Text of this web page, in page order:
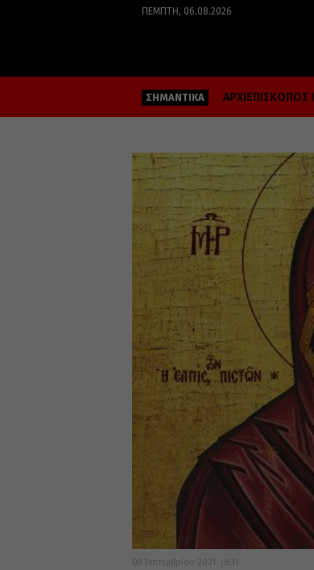
ΠΈΜΠΤΗ, 06.08.2026
ΣΗΜΑΝΤΙΚΑ ΑΡΧΙΕΠΙΣΚΟΠΟΣ
08 Σεπτεμβρίου 2021 8:31